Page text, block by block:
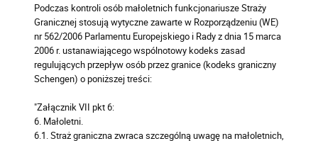
Podczas kontroli osób małoletnich funkcjonariusze Straży
Granicznej stosują wytyczne zawarte w Rozporządzeniu (WE)
nr 562/2006 Parlamentu Europejskiego i Rady z dnia 15 marca
2006 r. ustanawiającego wspólnotowy kodeks zasad
regulujących przepływ osób przez granice (kodeks graniczny
Schengen) o poniższej treści:
"Załącznik VII pkt 6:
6. Małoletni.
6.1. Straż graniczna zwraca szczególną uwagę na małoletnich,